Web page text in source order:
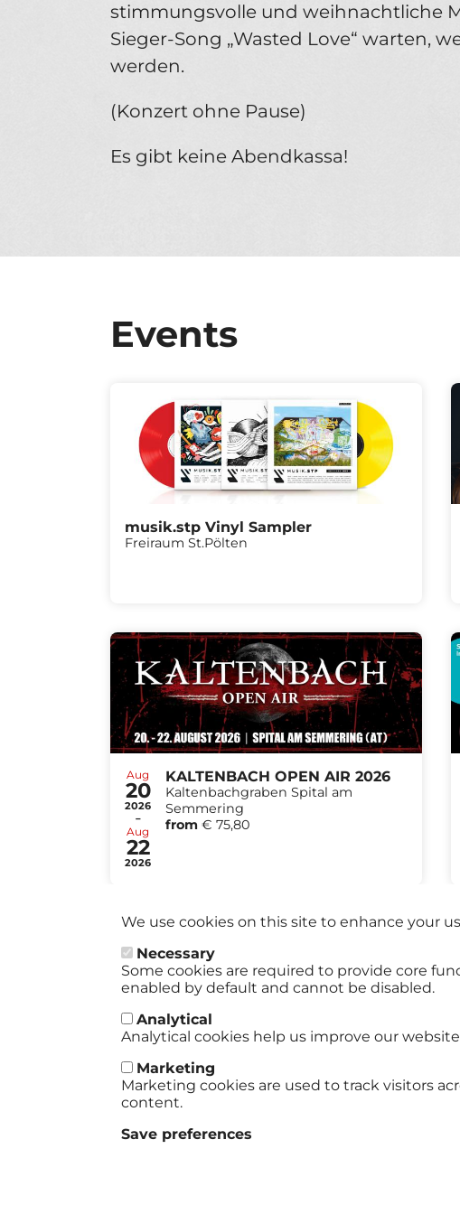
stimmungsvolle und weihnachtliche
Sieger-Song „Wasted Love“ warten,
werden.
(Konzert ohne Pause)
Es gibt keine Abendkassa!
Events
musik.stp Vinyl Sampler
Freiraum St.Pölten
Aug
20
2026
-
Aug
22
2026
KALTENBACH OPEN AIR 2026
Kaltenbachgraben Spital am
Semmering
from € 75,80
We use cookies on this site to enhance your
Necessary
Some cookies are required to provide core
enabled by default and cannot be disabled.
Analytical
Analytical cookies help us improve our
Marketing
Marketing cookies are used to track visitors
content.
Save preferences